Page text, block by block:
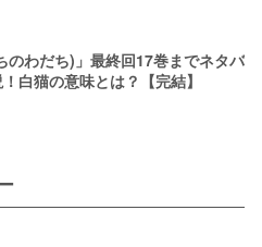
のわだち)」最終回17巻までネタバ
白猫の意味とは？【完結】